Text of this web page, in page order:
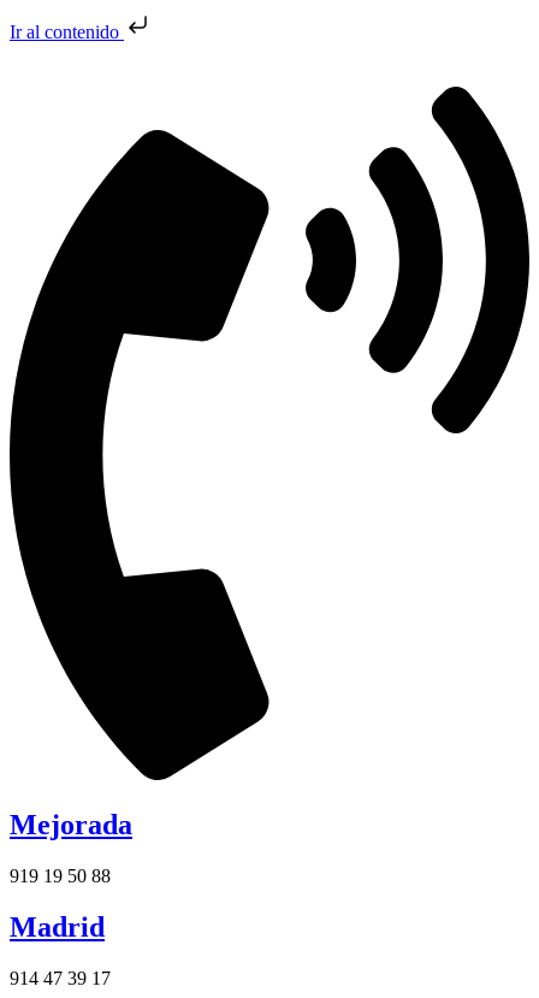
Ir al contenido
Mejorada
919 19 50 88
Madrid
914 47 39 17